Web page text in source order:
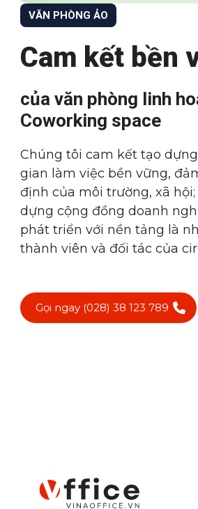
VĂN PHÒNG ẢO
Cam kết bền
của văn phòng linh
Coworking space
Chúng tôi cam kết tạo
gian làm việc bền vững,
định của môi trường, xã
dựng cộng đồng doanh
phát triển với nền tảng là
thành viên và đối tác của
Gọi ngay (028) 38 123 789